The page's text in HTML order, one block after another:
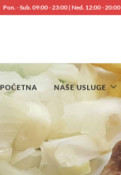
Pon. - Sub. 09:00 - 23:00 | Ned. 12:00 - 20:00
POČETNA NAŠE USLUGE